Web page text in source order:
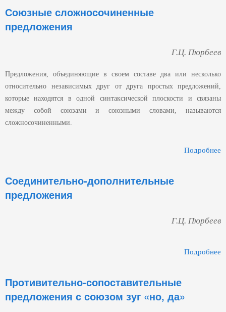
Союзные сложносочиненные
предложения
Г.Ц. Пюрбеев
Предложения, объединяющие в своем составе два или несколько
относительно независимых друг от друга простых предложений,
которые находятся в одной синтаксической плоскости и связаны
между собой союзами и союзными словами, называются
сложносочиненными.
Подробнее
Соединительно-дополнительные
предложения
Г.Ц. Пюрбеев
Подробнее
Противительно-сопоставительные
предложения с союзом зуг «но, да»
Страницы